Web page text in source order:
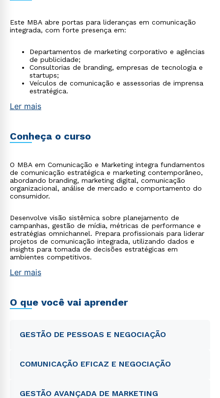
Este MBA abre portas para lideranças em comunicação
integrada, com forte presença em:
Departamentos de marketing corporativo e agências
de publicidade;
Consultorias de branding, empresas de tecnologia e
startups;
Veículos de comunicação e assessorias de imprensa
estratégica.
Ler mais
Conheça o curso
O MBA em Comunicação e Marketing integra fundamentos
de comunicação estratégica e marketing contemporâneo,
abordando branding, marketing digital, comunicação
organizacional, análise de mercado e comportamento do
consumidor.
Desenvolve visão sistêmica sobre planejamento de
campanhas, gestão de mídia, métricas de performance e
estratégias omnichannel. Prepara profissionais para liderar
projetos de comunicação integrada, utilizando dados e
insights para tomada de decisões estratégicas em
ambientes competitivos.
Ler mais
O que você vai aprender
GESTÃO DE PESSOAS E NEGOCIAÇÃO
COMUNICAÇÃO EFICAZ E NEGOCIAÇÃO
GESTÃO AVANÇADA DE MARKETING